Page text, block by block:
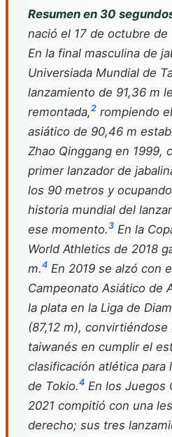
Resumen en 30
nació el 17 de octubre de
En la final masculina de
Universiada Mundial de
lanzamiento de 91,36 m
remontada,2 rompiendo
asiático de 90,46 m
Zhao Qinggang en 1999,
primer lanzador de
los 90 metros y
historia mundial del
ese momento.3 En la
World Athletics de 2018
m.4 En 2019 se alzó con
Campeonato Asiático de
la plata en la Liga de
(87,12 m),
taiwanés en cumplir el
clasificación atlética para
de Tokio.4 En los Juegos
2021 compitió con una
derecho; sus tres